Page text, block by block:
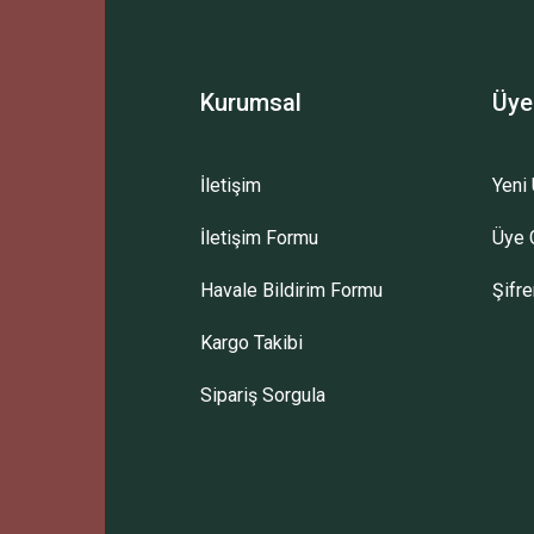
Gönder
Kurumsal
İletişim
İletişim Formu
Havale Bildirim Formu
Kargo Takibi
Sipariş Sorgula
Yeni
Üye